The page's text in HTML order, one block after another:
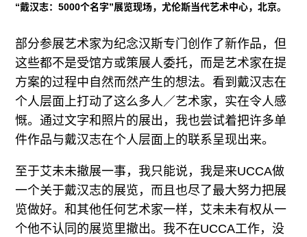
“戴汉志：5000个名字”展览现场，尤伦斯当代艺术中心，北京。
部分参展艺术家为纪念汉斯专门创作了新作品，但
这些都不是受馆方或策展人委托，而是艺术家在提
方案的过程中自然而然产生的想法。看到戴汉志在
个人层面上打动了这么多人／艺术家，实在令人感
慨。通过文字和照片的展出，我也尝试着把许多单
件作品与戴汉志在个人层面上的联系呈现出来。
至于艾未未撤展一事，我只能说，我是来UCCA做
一个关于戴汉志的展览，而且也尽了最大努力把展
览做好。和其他任何艺术家一样，艾未未有权从一
个他不认同的展览里撤出。我不在UCCA工作，没